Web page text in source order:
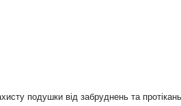
подушки від забруднень та